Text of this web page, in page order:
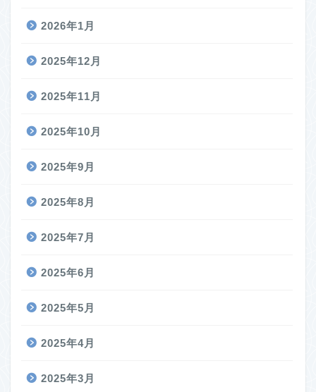
2026年1月
2025年12月
2025年11月
2025年10月
2025年9月
2025年8月
2025年7月
2025年6月
2025年5月
2025年4月
2025年3月